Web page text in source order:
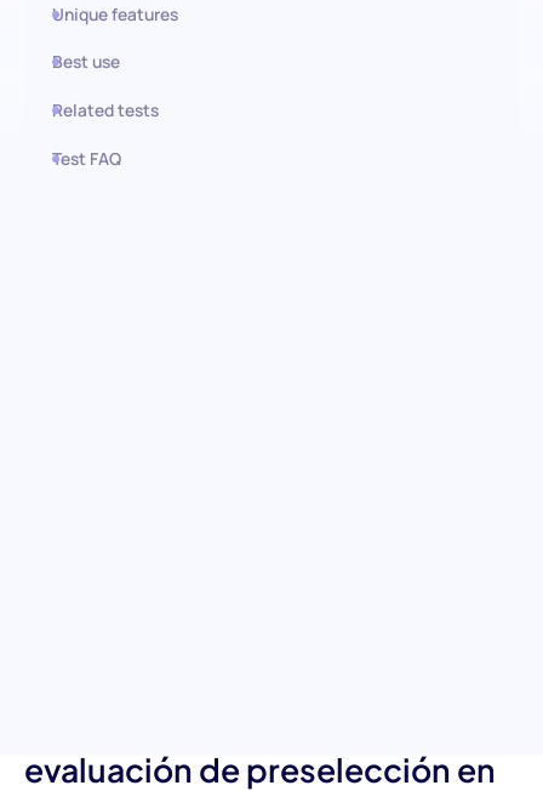
Unique features
Best use
Related tests
Test FAQ
evaluación de preselección en